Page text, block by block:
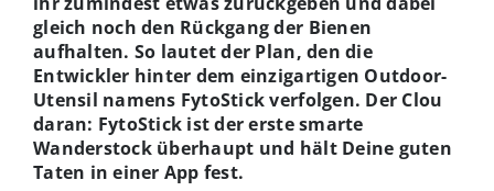
gleich noch den Rückgang der Bienen
aufhalten. So lautet der Plan, den die
Entwickler hinter dem einzigartigen Outdoor-
Utensil namens FytoStick verfolgen. Der Clou
daran: FytoStick ist der erste smarte
Wanderstock überhaupt und hält Deine guten
Taten in einer App fest.